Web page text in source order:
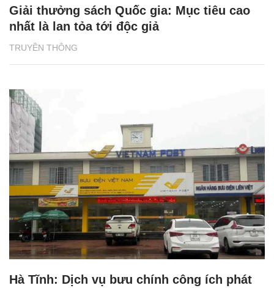
TRUYỀN THÔNG
Giải thưởng sách Quốc gia: Mục tiêu cao
nhất là lan tỏa tới độc giả
Hà Tĩnh: Dịch vụ bưu chính công ích phát